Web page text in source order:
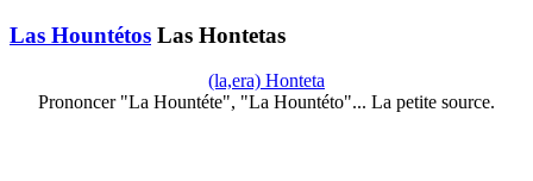
Las Hountétos Las Hontetas
(la,era) Honteta
Prononcer "La Hountéte", "La Hountéto"... La petite source.